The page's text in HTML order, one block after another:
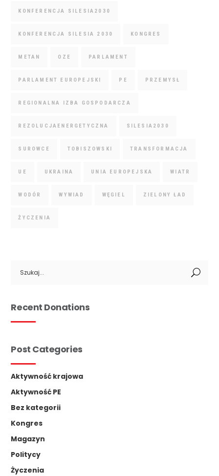
KONFERENCJA SILESIA2030
KONFERENCJA SILESIA 2030 KONGRES
METAN OZE PARLAMENT
PARLAMENT EUROPEJSKI PE PRZEMYSŁ
REGIONALNA IZBA GOSPODARCZA
REZOLUCJAENERGETYCZNA SILESIA2030
SUROWCE TOBISZOWSKI TRANSFORMACJA
UE UKRAINA UNIA EUROPEJSKA WIATR
WODÓR WYWIAD WĘGIEL ZIELONY ŁAD
ŻYCZENIA
for:
Recent Donations
Post Categories
Aktywność krajowa
Aktywność PE
Bez kategorii
Kongres
Magazyn
Politycy
Życzenia